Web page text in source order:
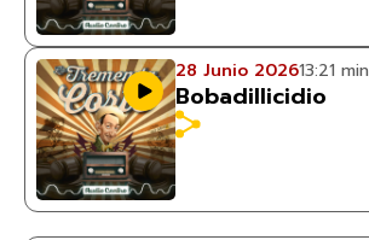
28 Junio 202613:21 min
Bobadillicidio